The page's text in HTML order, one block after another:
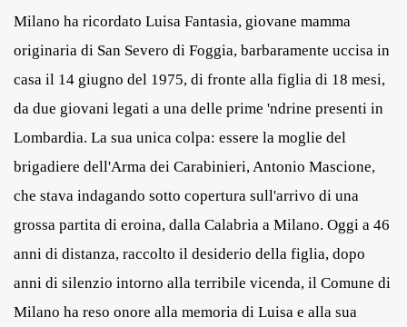
Milano ha ricordato Luisa Fantasia, giovane mamma
originaria di San Severo di Foggia, barbaramente uccisa in
casa il 14 giugno del 1975, di fronte alla figlia di 18 mesi,
da due giovani legati a una delle prime 'ndrine presenti in
Lombardia. La sua unica colpa: essere la moglie del
brigadiere dell'Arma dei Carabinieri, Antonio Mascione,
che stava indagando sotto copertura sull'arrivo di una
grossa partita di eroina, dalla Calabria a Milano. Oggi a 46
anni di distanza, raccolto il desiderio della figlia, dopo
anni di silenzio intorno alla terribile vicenda, il Comune di
Milano ha reso onore alla memoria di Luisa e alla sua